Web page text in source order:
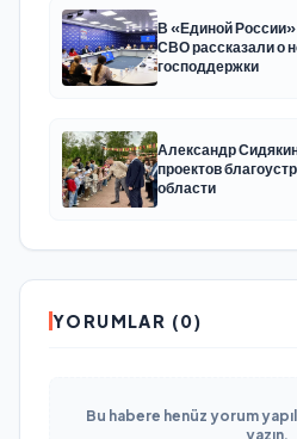
В «Единой
СВО рассказали о
господдержки
Александр
проектов
области
YORUMLAR (0)
Bu habere henüz yorum
yazın.